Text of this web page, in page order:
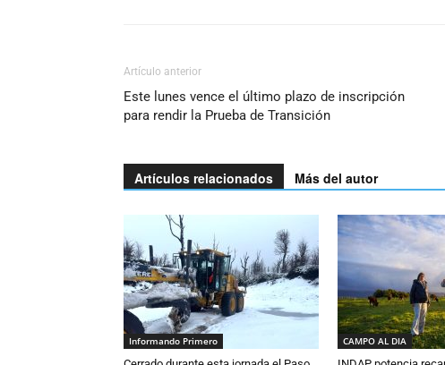
Artículo anterior
Este lunes vence el último plazo de inscripción
para rendir la Prueba de Transición
Artículos relacionados Más del autor
Informando Primero CAMPO AL DIA